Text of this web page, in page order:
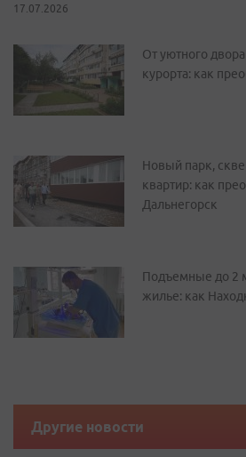
17.07.2026
От уютного
курорта: как
Новый парк,
квартир: как
Дальнегорск
Подъемные до 2
жилье: как
Другие новости